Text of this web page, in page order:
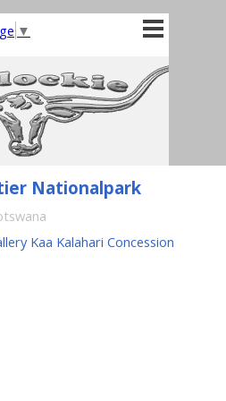
▼
Nationalpark
Kaa Kalahari Concession